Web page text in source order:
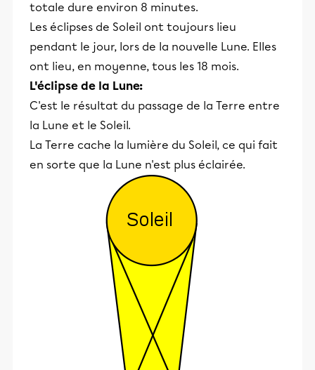
totale dure environ 8 minutes.
Les éclipses de Soleil ont toujours lieu
pendant le jour, lors de la nouvelle Lune. Elles
ont lieu, en moyenne, tous les 18 mois.
L'éclipse de la Lune:
C'est le résultat du passage de la Terre entre
la Lune et le Soleil.
La Terre cache la lumière du Soleil, ce qui fait
en sorte que la Lune n'est plus éclairée.